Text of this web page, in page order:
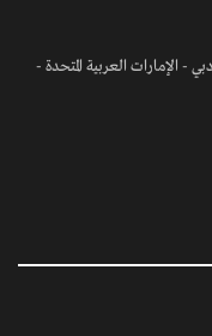
- الإمارات العربية المتحدة -